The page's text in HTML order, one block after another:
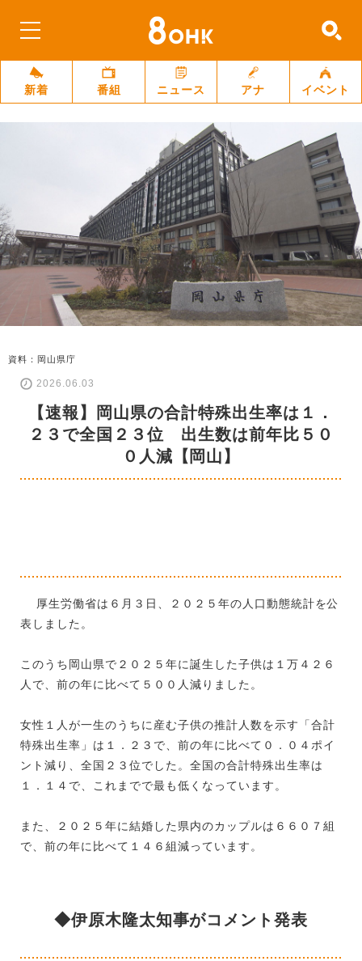
新着 番組 ニュース アナ イベント
資料：岡山県庁
2026.06.03
【速報】岡山県の合計特殊出生率は１．
２３で全国２３位 出生数は前年比５０
０人減【岡山】
厚生労働省は６月３日、２０２５年の人口動態統計を公
表しました。
このうち岡山県で２０２５年に誕生した子供は１万４２６
人で、前の年に比べて５００人減りました。
女性１人が一生のうちに産む子供の推計人数を示す「合計
特殊出生率」は１．２３で、前の年に比べて０．０４ポイ
ント減り、全国２３位でした。全国の合計特殊出生率は
１．１４で、これまでで最も低くなっています。
また、２０２５年に結婚した県内のカップルは６６０７組
で、前の年に比べて１４６組減っています。
◆伊原木隆太知事がコメント発表